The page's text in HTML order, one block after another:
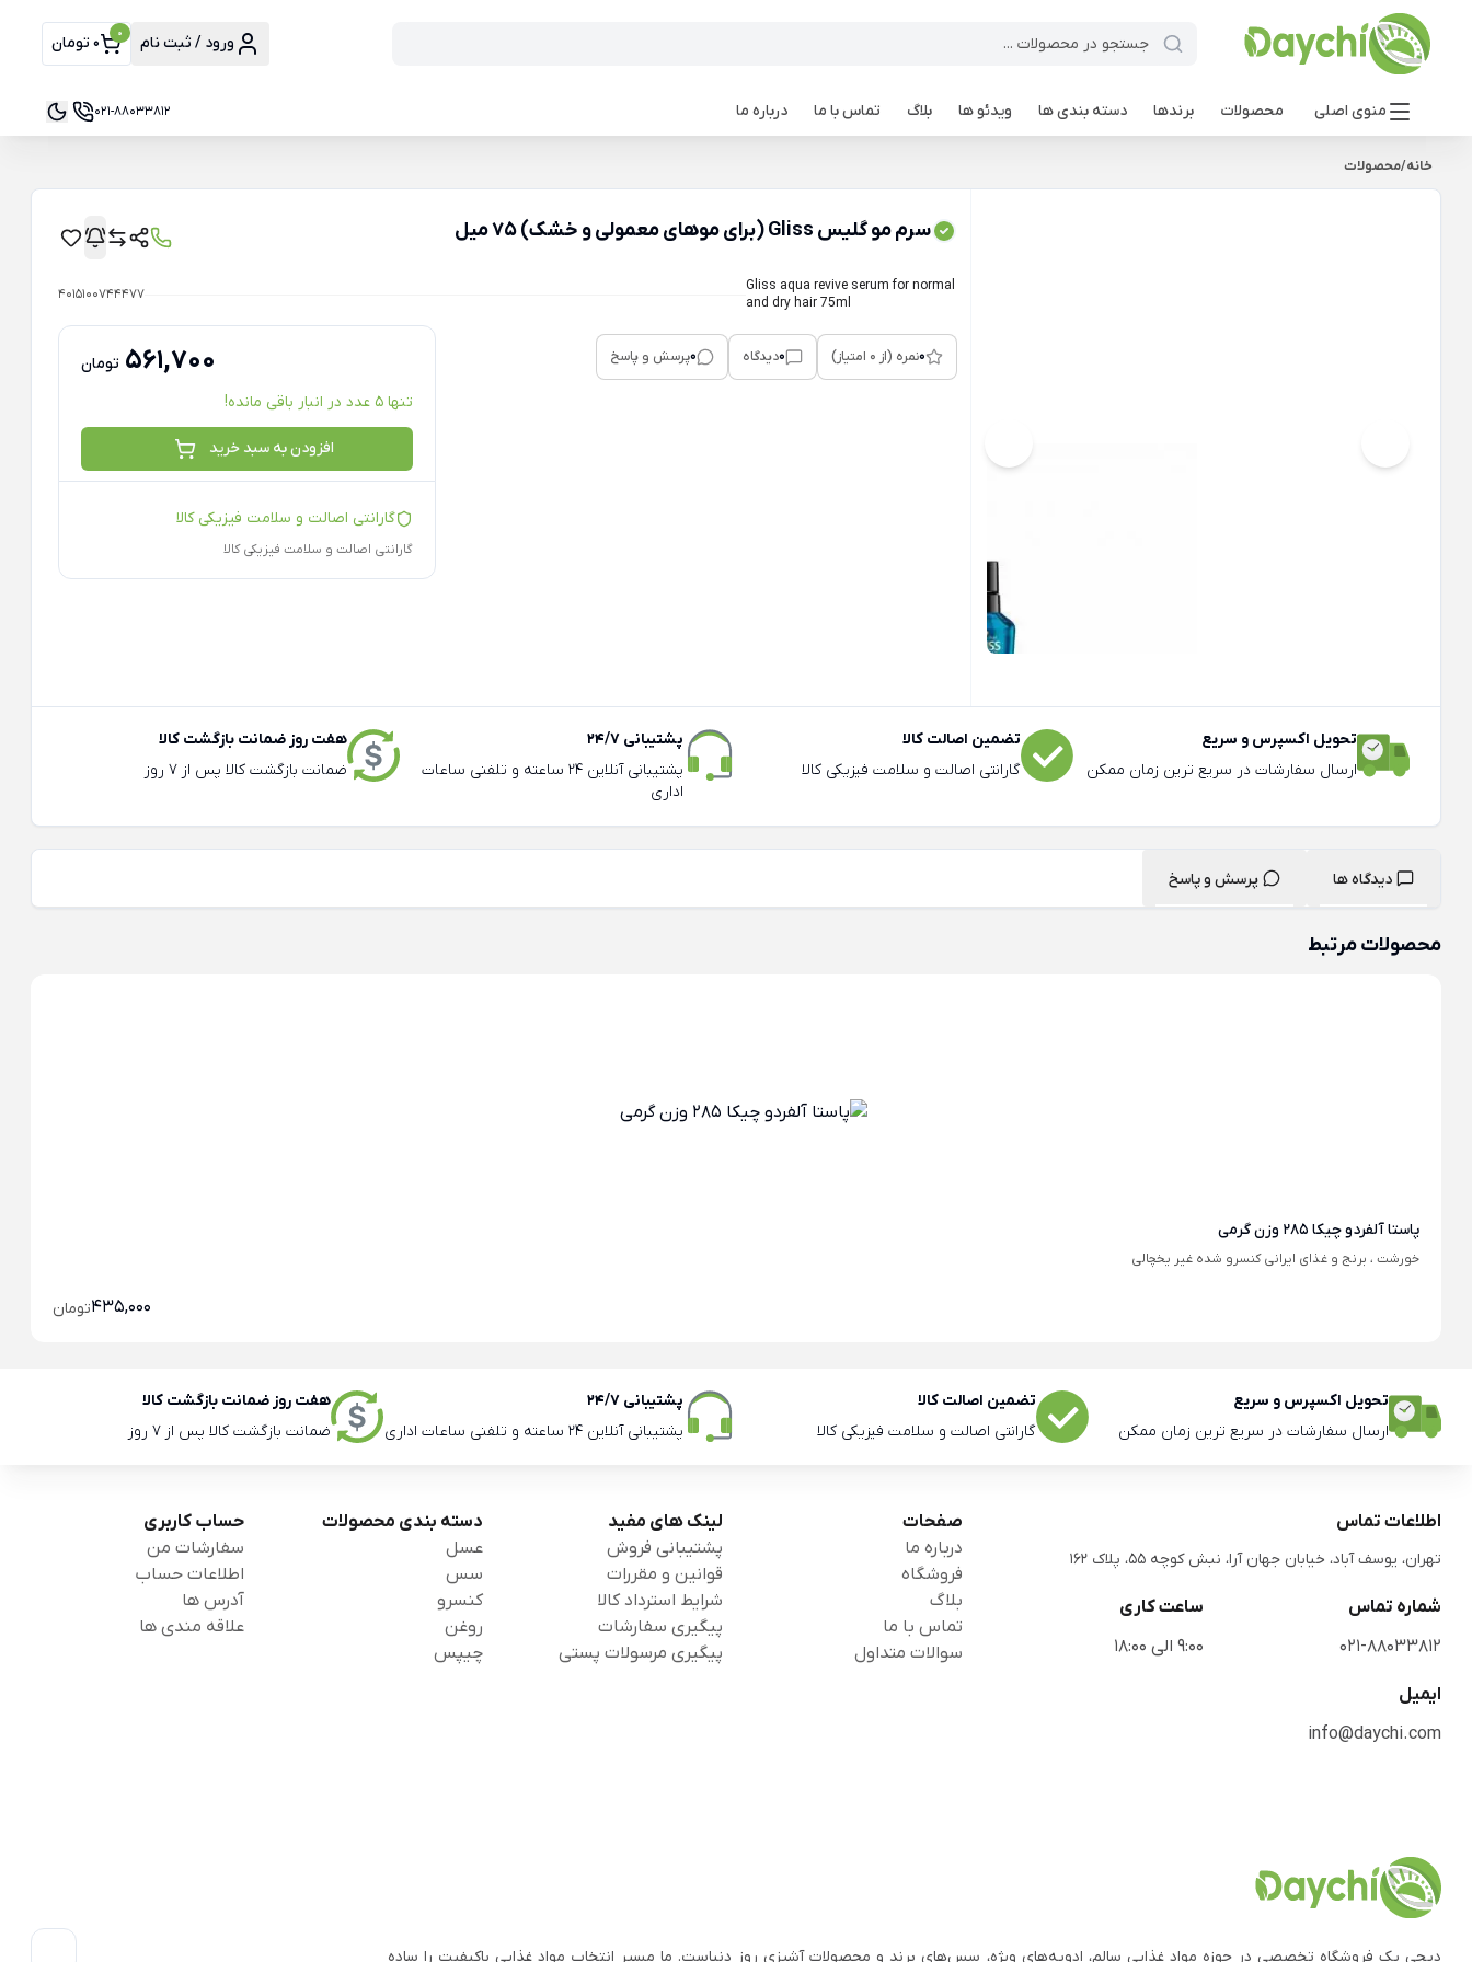
ورود / ثبت نام 0 0 تومان
منوی اصلی محصولات برندها دسته بندی ها ویدئو ها بلاگ تماس با ما درباره ما 021-88033812
خانه/محصولات
سرم مو گلیس Gliss (برای موهای معمولی و خشک) 75 میل
Gliss aqua revive serum for normal
and dry hair 75ml
4015100744477
0نمره (از 0 امتیاز) 0دیدگاه 0پرسش و پاسخ 561,700 تومان
تنها 5 عدد در انبار باقی مانده!
افزودن به سبد خرید
گارانتی اصالت و سلامت فیزیکی کالا
گارانتی اصالت و سلامت فیزیکی کالا
تحویل اکسپرس و سریع
ارسال سفارشات در سریع ترین زمان ممکن
تضمین اصالت کالا
گارانتی اصالت و سلامت فیزیکی کالا
پشتیبانی 24/7
پشتیبانی آنلاین 24 ساعته و تلفنی ساعات
اداری
هفت روز ضمانت بازگشت کالا
ضمانت بازگشت کالا پس از 7 روز
دیدگاه ها پرسش و پاسخ
محصولات مرتبط
پاستا آلفردو چیکا 285 وزن گرمی
خورشت ، برنج و غذای ایرانی کنسرو شده غیر یخچالی
435,000تومان
تحویل اکسپرس و سریع
ارسال سفارشات در سریع ترین زمان ممکن
تضمین اصالت کالا
گارانتی اصالت و سلامت فیزیکی کالا
پشتیبانی 24/7
پشتیبانی آنلاین 24 ساعته و تلفنی ساعات اداری
هفت روز ضمانت بازگشت کالا
ضمانت بازگشت کالا پس از 7 روز
اطلاعات تماس
تهران، یوسف آباد، خیابان جهان آرا، نبش کوچه 55، پلاک 162
شماره تماس
021-88033812
ساعت کاری
9:00 الی 18:00
ایمیل
info@daychi.com
صفحات
درباره ما
فروشگاه
بلاگ
تماس با ما
سوالات متداول
لینک های مفید
پشتیبانی فروش
قوانین و مقررات
شرایط استرداد کالا
پیگیری سفارشات
پیگیری مرسولات پستی
دسته بندی محصولات
عسل
سس
کنسرو
روغن
چیپس
حساب کاربری
سفارشات من
اطلاعات حساب
آدرس ها
علاقه مندی ها
دیچی یک فروشگاه تخصصی در حوزه مواد غذایی سالم، ادویه‌های ویژه، سس‌های برند و محصولات آشپزی روز دنیاست. ما مسیر انتخاب مواد غذایی باکیفیت را ساده